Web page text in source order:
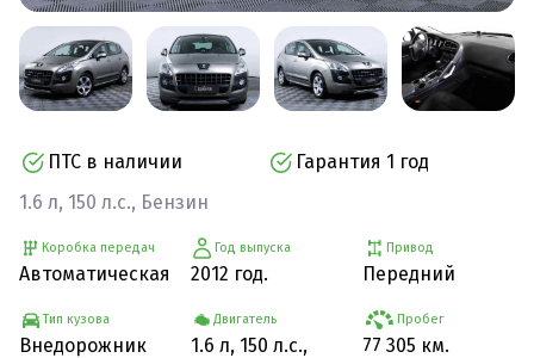
ПТС в наличии
Гарантия 1 год
1.6 л, 150 л.с., Бензин
Коробка передач
Автоматическая
Тип кузова
Внедорожник
Год выпуска
2012 год.
Двигатель
1.6 л, 150 л.с.,
Привод
Передний
Пробег
77 305 км.